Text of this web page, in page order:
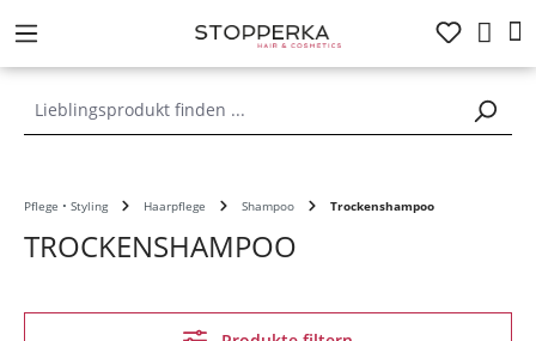
springen
Pflege • Styling Haarpflege Shampoo Trockenshampoo
TROCKENSHAMPOO